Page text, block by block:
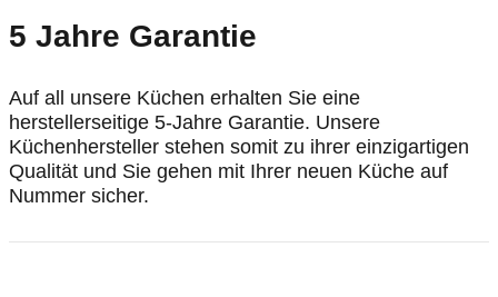
5 Jahre Garantie
Auf all unsere Küchen erhalten Sie eine
herstellerseitige 5-Jahre Garantie. Unsere
Küchenhersteller stehen somit zu ihrer einzigartigen
Qualität und Sie gehen mit Ihrer neuen Küche auf
Nummer sicher.